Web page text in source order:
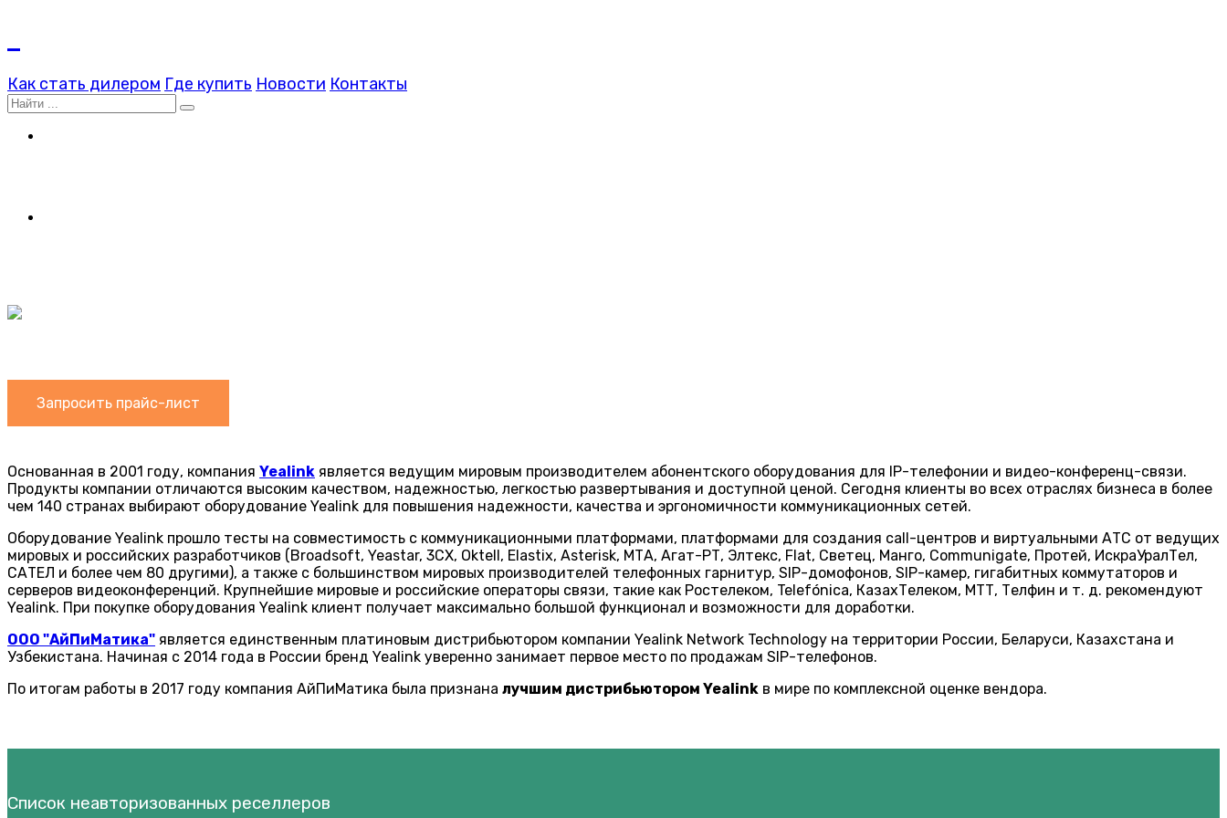
Как стать дилером Где купить Новости Контакты
Запросить прайс-лист
Основанная в 2001 году, компания Yealink является ведущим мировым производителем абонентского оборудования для IP-телефонии и видео-конференц-связи.
Продукты компании отличаются высоким качеством, надежностью, легкостью развертывания и доступной ценой. Сегодня клиенты во всех отраслях бизнеса в более
чем 140 странах выбирают оборудование Yealink для повышения надежности, качества и эргономичности коммуникационных сетей.
Оборудование Yealink прошло тесты на совместимость с коммуникационными платформами, платформами для создания call-центров и виртуальными АТС от ведущих
мировых и российских разработчиков (Broadsoft, Yeastar, 3CX, Oktell, Elastix, Asterisk, МТА, Агат-РТ, Элтекс, Flat, Светец, Манго, Communigate, Протей, ИскраУралТел,
САТЕЛ и более чем 80 другими), а также с большинством мировых производителей телефонных гарнитур, SIP-домофонов, SIP-камер, гигабитных коммутаторов и
серверов видеоконференций. Крупнейшие мировые и российские операторы связи, такие как Ростелеком, Telefónica, КазахТелеком, МТТ, Телфин и т. д. рекомендуют
Yealink. При покупке оборудования Yealink клиент получает максимально большой функционал и возможности для доработки.
ООО "АйПиМатика" является единственным платиновым дистрибьютором компании Yealink Network Technology на территории России, Беларуси, Казахстана и
Узбекистана. Начиная с 2014 года в России бренд Yealink уверенно занимает первое место по продажам SIP-телефонов.
По итогам работы в 2017 году компания АйПиМатика была признана лучшим дистрибьютором Yealink в мире по комплексной оценке вендора.
Список неавторизованных реселлеров